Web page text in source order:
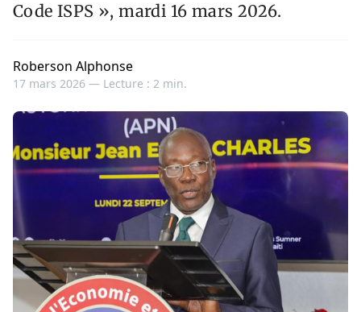
Code ISPS », mardi 16 mars 2026.
Roberson Alphonse
17 mars 2026 — Lecture : 2 min.